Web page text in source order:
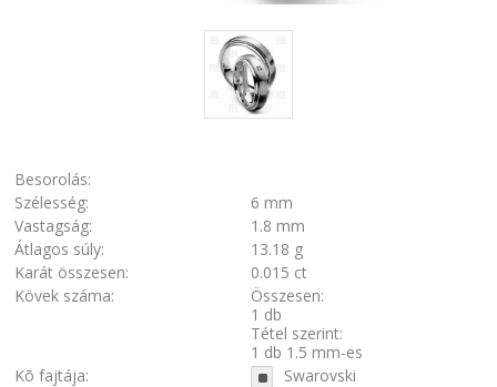
Besorolás:
Szélesség:
6 mm
Vastagság:
1.8 mm
Átlagos súly:
13.18 g
Karát összesen:
0.015 ct
Kövek száma:
Összesen:
1 db
Tétel szerint:
1 db 1.5 mm-es
Kõ fajtája:
Swarovski